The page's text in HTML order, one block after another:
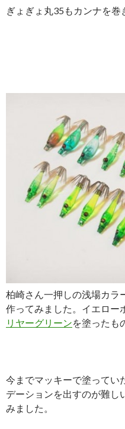
ぎょぎょ丸35もカンナを
柏崎さん一押しの浅場カラ
作ってみました。イエロー
リヤーグリーンを塗ったも
今までマッキーで塗ってい
デーションを出すのが難し
みました。